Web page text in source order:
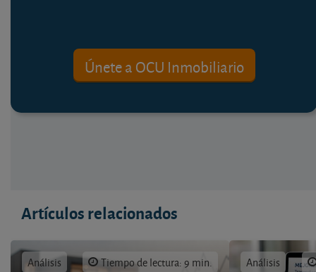
Únete a OCU Inmobiliario
Artículos relacionados
Análisis Tiempo de lectura: 9 min. Análisis